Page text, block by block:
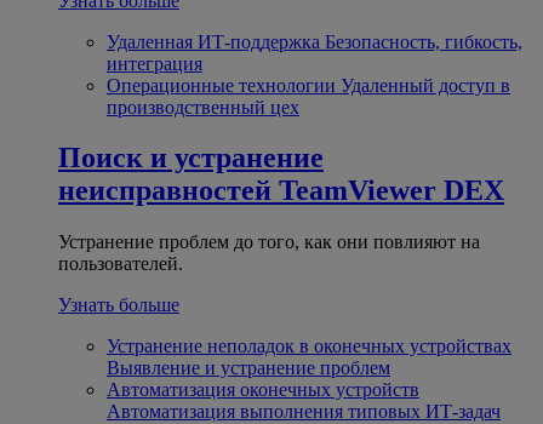
Удаленная ИТ-поддержка Безопасность, гибкость,
интеграция
Операционные технологии Удаленный доступ в
производственный цех
Поиск и устранение
неисправностей TeamViewer DEX
Устранение проблем до того, как они повлияют на
пользователей.
Узнать больше
Устранение неполадок в оконечных устройствах
Выявление и устранение проблем
Автоматизация оконечных устройств
Автоматизация выполнения типовых ИТ-задач